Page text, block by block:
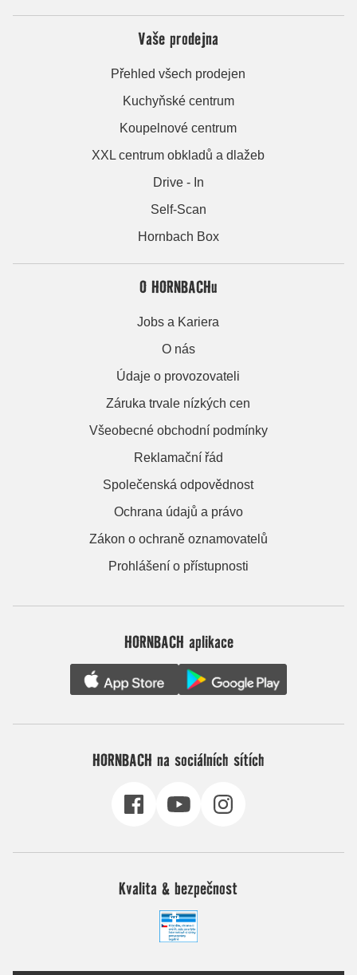
Vaše prodejna
Přehled všech prodejen
Kuchyňské centrum
Koupelnové centrum
XXL centrum obkladů a dlažeb
Drive - In
Self-Scan
Hornbach Box
O HORNBACHu
Jobs a Kariera
O nás
Údaje o provozovateli
Záruka trvale nízkých cen
Všeobecné obchodní podmínky
Reklamační řád
Společenská odpovědnost
Ochrana údajů a právo
Zákon o ochraně oznamovatelů
Prohlášení o přístupnosti
HORNBACH aplikace
HORNBACH na sociálních sítích
Kvalita & bezpečnost